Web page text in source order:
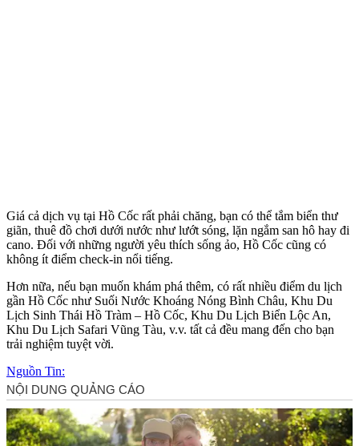
Giá cả dịch vụ tại Hồ Cốc rất phải chăng, bạn có thể tắm biển thư
giãn, thuê đồ chơi dưới nước như lướt sóng, lặn ngắm san hô hay đi
cano. Đối với những người yêu thích sống ảo, Hồ Cốc cũng có
không ít điểm check-in nổi tiếng.
Hơn nữa, nếu bạn muốn khám phá thêm, có rất nhiều điểm du lịch
gần Hồ Cốc như Suối Nước Khoáng Nóng Bình Châu, Khu Du
Lịch Sinh Thái Hồ Tràm – Hồ Cốc, Khu Du Lịch Biển Lộc An,
Khu Du Lịch Safari Vũng Tàu, v.v. tất cả đều mang đến cho bạn
trải nghiệm tuyệt vời.
Nguồn Tin: